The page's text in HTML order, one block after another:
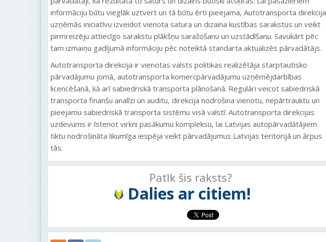
informāciju būtu vieglāk uztvert un tā būtu ērti pieejama, Autotransporta direkcija
uzņēmās iniciatīvu izveidot vienota satura un dizaina kustības sarakstus un veikt
pirmreizēju attiecīgo sarakstu plākšņu saražošanu un uzstādīšanu. Savukārt pēc
tam izmaiņu gadījumā informāciju pēc noteiktā standarta aktualizēs pārvadātājs.
Autotransporta direkcija ir vienotas valsts politikas realizētāja starptautisko
pārvadājumu jomā, autotransporta komercpārvadājumu uzņēmējdarbības
licencēšanā, kā arī sabiedriskā transporta plānošanā. Regulāri veicot sabiedriskā
transporta finanšu analīzi un auditu, direkcija nodrošina vienotu, nepārtrauktu un
pieejamu sabiedriskā transporta sistēmu visā valstī. Autotransporta direkcijas
uzdevums ir īstenot virkni pasākumu kompleksu, lai Latvijas autopārvadātājiem
tiktu nodrošināta likumīga iespēja veikt pārvadājumus Latvijas teritorijā un ārpus
tās.
Patīk šis raksts?
Dalies ar citiem!